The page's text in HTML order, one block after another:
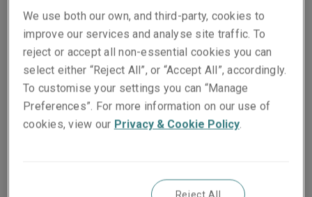
Gepubliceerd op
21 June 2021
Leestijd
min.
Share on socials
We use both our own, and third-party, cookies to
improve our services and analyse site traffic. To
reject or accept all non-essential cookies you can
select either “Reject All”, or “Accept All”, accordingly.
To customise your settings you can “Manage
Preferences”. For more information on our use of
cookies, view our Privacy & Cookie Policy.
Reject All